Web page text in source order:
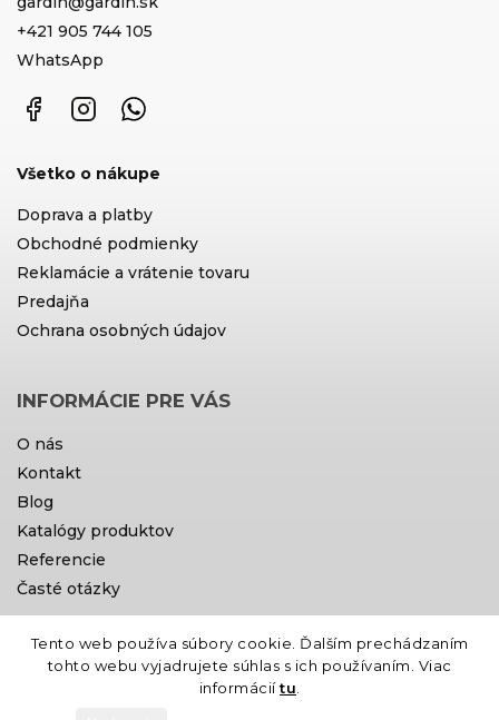
Tento web používa súbory cookie. Ďalším prechádzaním
tohto webu vyjadrujete súhlas s ich používaním. Viac
informáciítu
+421 905 744 105
WhatsApp
FacebookInstagram
Všetko o nákupe
Doprava a platby
Obchodné podmienky
Reklamácie a vrátenie tovaru
Predajňa
Ochrana osobných údajov
INFORMÁCIE PRE VÁS
O nás
Kontakt
Blog
Katalógy produktov
Referencie
Časté otázky
Doprava a platby